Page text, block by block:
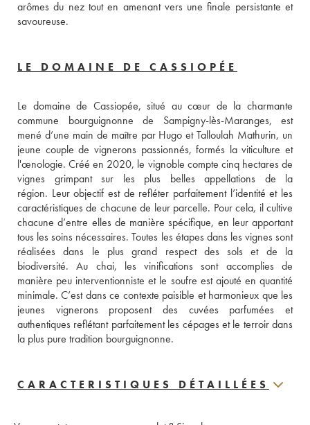
arômes du nez tout en amenant vers une finale persistante et
savoureuse.
LE DOMAINE DE CASSIOPÉE
Le domaine de Cassiopée, situé au cœur de la charmante
commune bourguignonne de Sampigny-lès-Maranges, est
mené d’une main de maître par Hugo et Talloulah Mathurin, un
jeune couple de vignerons passionnés, formés la viticulture et
l'œnologie. Créé en 2020, le vignoble compte cinq hectares de
vignes grimpant sur les plus belles appellations de la
région. Leur objectif est de refléter parfaitement l’identité et les
caractéristiques de chacune de leur parcelle. Pour cela, il cultive
chacune d’entre elles de manière spécifique, en leur apportant
tous les soins nécessaires. Toutes les étapes dans les vignes sont
réalisées dans le plus grand respect des sols et de la
biodiversité. Au chai, les vinifications sont accomplies de
manière peu interventionniste et le soufre est ajouté en quantité
minimale. C’est dans ce contexte paisible et harmonieux que les
jeunes vignerons proposent des cuvées parfumées et
authentiques reflétant parfaitement les cépages et le terroir dans
la plus pure tradition bourguignonne.
CARACTERISTIQUES DÉTAILLÉES